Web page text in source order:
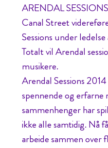
ARENDAL
Canal Street
Sessions under
Totalt vil Arendal
musikere.
Arendal Sessions
spennende og
sammenhenger har
ikke alle samtidig. Nå
arbeide sammen over